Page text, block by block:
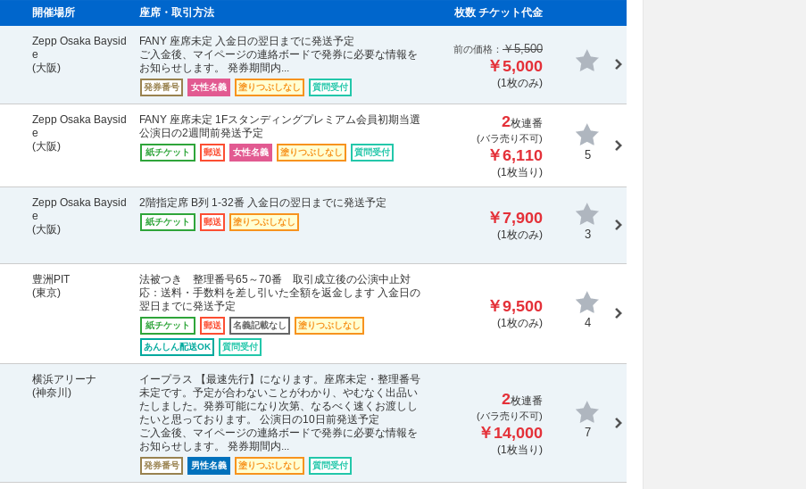
開催場所 座席・取引方法 枚数 チケット代金
Zepp Osaka Baysid
e
(大阪)
FANY 座席未定 入金日の翌日までに発送予定
ご入金後、マイページの連絡ボードで発券に必要な情報を
お知らせします。 発券期間内...
発券番号 女性名義 塗りつぶしなし 質問受付
前の価格： ￥5,500
￥5,000
(1枚のみ)
Zepp Osaka Baysid
e
(大阪)
FANY 座席未定 1Fスタンディングプレミアム会員初期当選
公演日の2週間前発送予定
紙チケット 郵送 女性名義 塗りつぶしなし 質問受付
2枚連番
(バラ売り不可)
￥6,110
(1枚当り)
5
Zepp Osaka Baysid
e
(大阪)
2階指定席 B列 1-32番 入金日の翌日までに発送予定
紙チケット 郵送 塗りつぶしなし ￥7,900
(1枚のみ) 3
豊洲PIT
(東京)
法被つき 整理番号65～70番 取引成立後の公演中止対
応：送料・手数料を差し引いた全額を返金します 入金日の
翌日までに発送予定
紙チケット 郵送 名義記載なし 塗りつぶしなし
あんしん配送OK 質問受付
￥9,500
(1枚のみ) 4
横浜アリーナ
(神奈川)
イープラス 【最速先行】になります。座席未定・整理番号
未定です。予定が合わないことがわかり、やむなく出品い
たしました。発券可能になり次第、なるべく速くお渡しし
たいと思っております。 公演日の10日前発送予定
ご入金後、マイページの連絡ボードで発券に必要な情報を
お知らせします。 発券期間内...
発券番号 男性名義 塗りつぶしなし 質問受付
2枚連番
(バラ売り不可)
￥14,000
(1枚当り)
7